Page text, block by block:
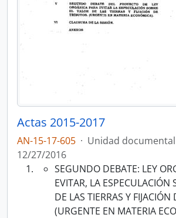
Actas 2015-2017
AN-15-17-605 · Unidad
12/27/2016
SEGUNDO DEBATE: LEY
EVITAR, LA ESPECULACIÓN
DE LAS TIERRAS Y FIJACIÓN
(URGENTE EN MATERIA